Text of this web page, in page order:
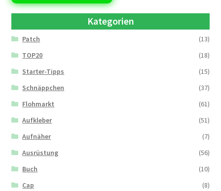
Kategorien
Patch
(13)
TOP20
(18)
Starter-Tipps
(15)
Schnäppchen
(37)
Flohmarkt
(61)
Aufkleber
(51)
Aufnäher
(7)
Ausrüstung
(56)
Buch
(10)
Cap
(8)